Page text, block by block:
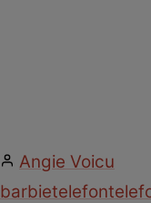
Angie Voicu
barbietelefon